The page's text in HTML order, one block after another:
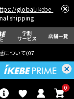
global.ikebe-
shipping.
学割
サービス 店舗一覧
について(07月29日
0